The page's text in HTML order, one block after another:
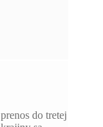
prenos do tretej